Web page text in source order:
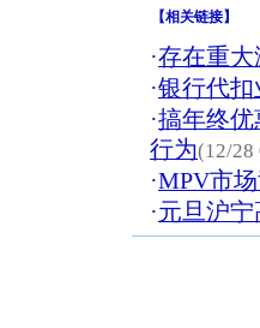
【相关链接】
·存在重
·银行代扣
·搞年终
行为(12/28
·MPV市
·元旦沪